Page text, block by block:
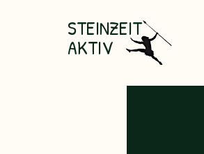
STEINZEIT
AKTIV